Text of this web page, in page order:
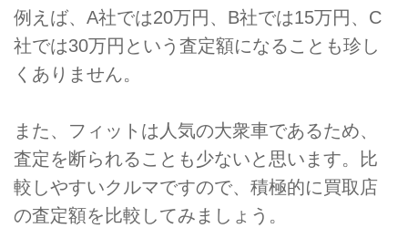
例えば、A社では20万円、B社では15万円、C
社では30万円という査定額になることも珍し
くありません。
また、フィットは人気の大衆車であるため、
査定を断られることも少ないと思います。比
較しやすいクルマですので、積極的に買取店
の査定額を比較してみましょう。